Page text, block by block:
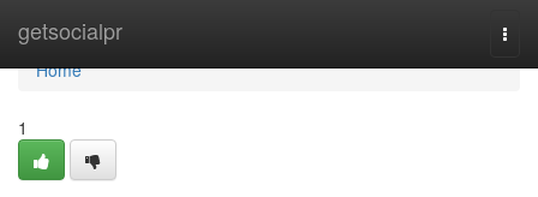
getsocialpr
Home
Home
1